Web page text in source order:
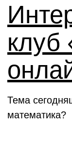
клуб
Тема
математика?